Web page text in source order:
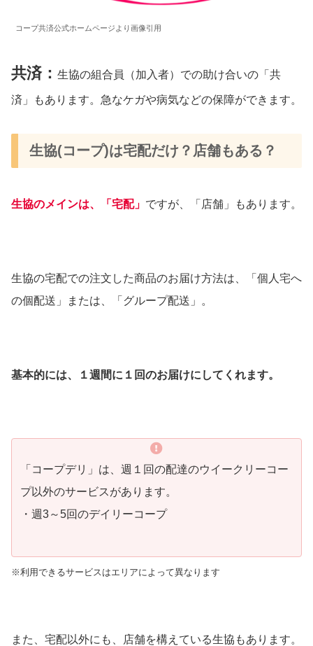
コープ共済公式ホームページより画像引用
共済： 生協の組合員（加入者）での助け合いの「共
済」もあります。急なケガや病気などの保障ができます。
生協(コープ)は宅配だけ？店舗もある？
生協のメインは、「宅配」 ですが、「店舗」もあります。
生協の宅配での注文した商品のお届け方法は、「個人宅へ
の個配送」または、「グループ配送」。
基本的には、１週間に１回のお届けにしてくれます。
「コープデリ」は、週１回の配達のウイークリーコー
プ以外のサービスがあります。
・週3～5回のデイリーコープ
※利用できるサービスはエリアによって異なります
また、宅配以外にも、店舗を構えている生協もあります。